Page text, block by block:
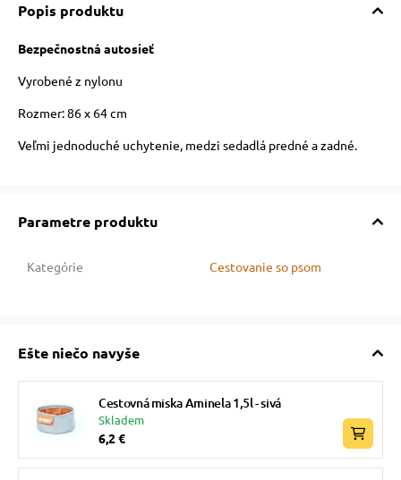
Popis produktu
Bezpečnostná autosieť
Vyrobené z nylonu
Rozmer: 86 x 64 cm
Veľmi jednoduché uchytenie, medzi sedadlá predné a zadné.
Parametre produktu
Kategórie Cestovanie so psom
Ešte niečo navyše
Cestovná miska Aminela 1,5l - sivá
Skladem
6,2 €